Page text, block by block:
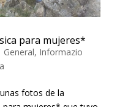
para mujeres*
General, Informazio
fotos de la